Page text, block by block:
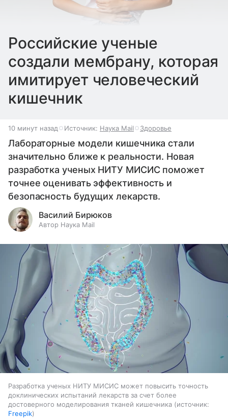
Российские ученые
создали мембрану, которая
имитирует человеческий
кишечник
10 минут назад Источник: Наука Mail Здоровье
Лабораторные модели кишечника стали
значительно ближе к реальности. Новая
разработка ученых НИТУ МИСИС поможет
точнее оценивать эффективность и
безопасность будущих лекарств.
Василий Бирюков
Автор Наука Mail
Разработка ученых НИТУ МИСИС может повысить точность
доклинических испытаний лекарств за счет более
достоверного моделирования тканей кишечника
источник:
Freepik